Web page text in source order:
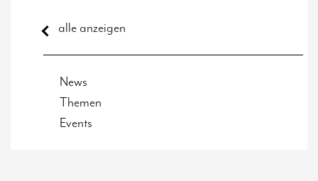
alle anzeigen
News
Themen
Events